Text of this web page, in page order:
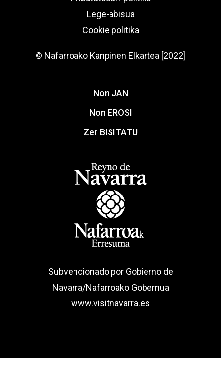
Lege-abisua
Cookie politika
© Nafarroako Kanpinen Elkartea [2022]
Non JAN
Non EROSI
Zer BISITATU
Subvencionado por Gobierno de
Navarra/Nafarroako Gobernua
www.visitnavarra.es